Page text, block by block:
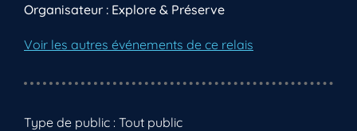
Organisateur : Explore & Préserve
Voir les autres événements de ce relais
Type de public : Tout public